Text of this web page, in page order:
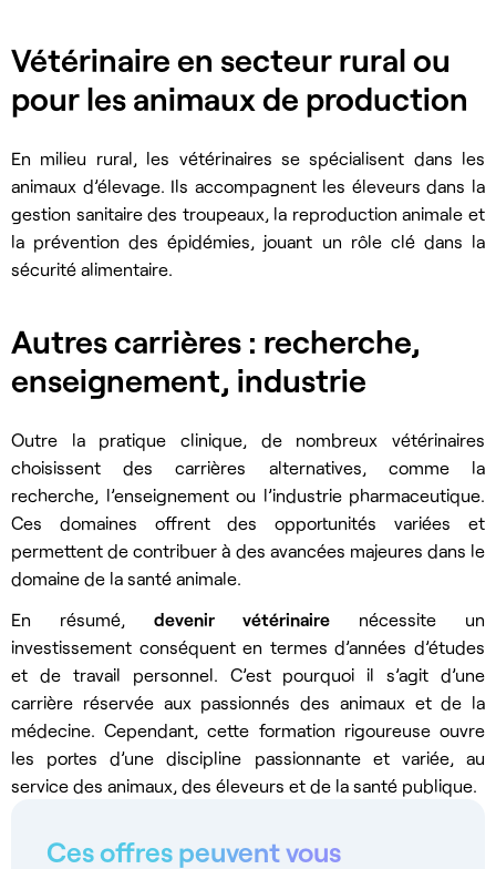
Vétérinaire en secteur rural ou
pour les animaux de production
En milieu rural, les vétérinaires se spécialisent dans les
animaux d’élevage. Ils accompagnent les éleveurs dans la
gestion sanitaire des troupeaux, la reproduction animale et
la prévention des épidémies, jouant un rôle clé dans la
sécurité alimentaire.
Autres carrières : recherche,
enseignement, industrie
Outre la pratique clinique, de nombreux vétérinaires
choisissent des carrières alternatives, comme la
recherche, l’enseignement ou l’industrie pharmaceutique.
Ces domaines offrent des opportunités variées et
permettent de contribuer à des avancées majeures dans le
domaine de la santé animale.
En résumé, devenir vétérinaire nécessite un
investissement conséquent en termes d’années d’études
et de travail personnel. C’est pourquoi il s’agit d’une
carrière réservée aux passionnés des animaux et de la
médecine. Cependant, cette formation rigoureuse ouvre
les portes d’une discipline passionnante et variée, au
service des animaux, des éleveurs et de la santé publique.
Ces offres peuvent vous